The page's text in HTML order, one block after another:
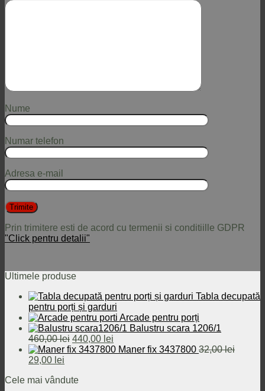
Nume
Numar telefon
Adresa e-mail
Prin trimitere esti de acord cu termenii si conditiille GDPR
"Click pentru detalii"
Ultimele produse
Tabla decupată
pentru porți și garduri
Arcade pentru porți
Balustru scara 1206/1
460,00lei Prețul
inițial
460,00 lei.
440,00 lei
curent
Maner fix 3437800 32,00lei
Prețul
a
29,00 lei
este:
Cele mai vândute